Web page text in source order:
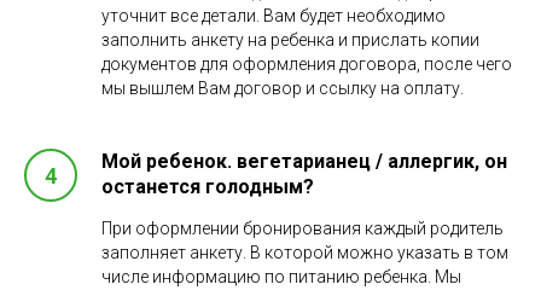
уточнит все детали. Вам будет необходимо
заполнить анкету на ребенка и прислать копии
документов для оформления договора, после чего
мы вышлем Вам договор и ссылку на оплату.
Мой ребенок. вегетарианец / аллергик, он
останется голодным?
При оформлении бронирования каждый родитель
заполняет анкету. В которой можно указать в том
числе информацию по питанию ребенка. Мы